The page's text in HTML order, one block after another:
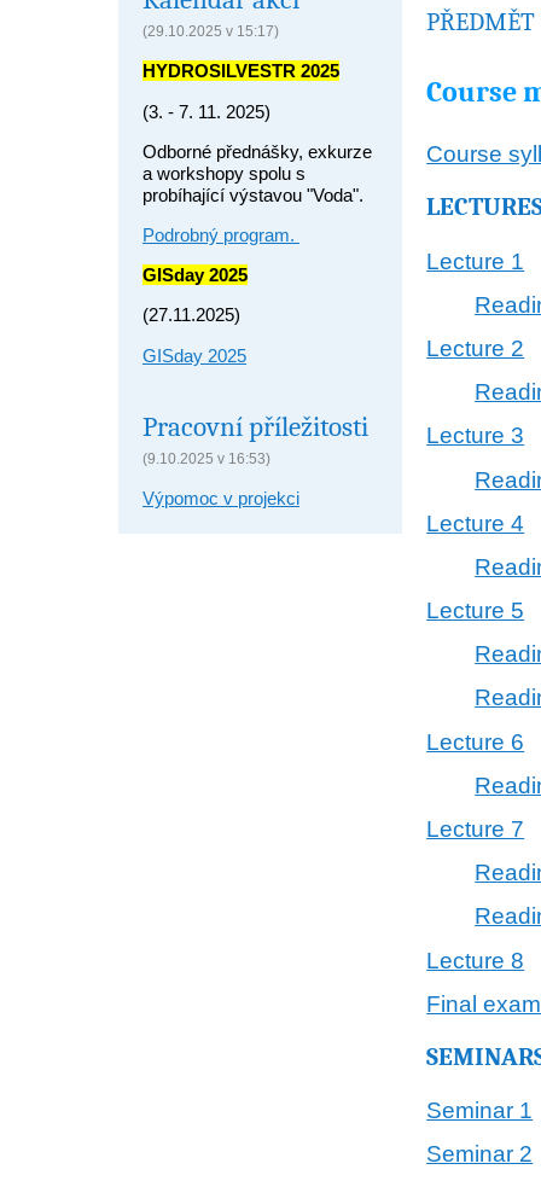
(29.10.2025 v 15:17)
HYDROSILVESTR 2025
(3. - 7. 11. 2025)
Odborné přednášky, exkurze
a workshopy spolu s
probíhající výstavou "Voda".
Podrobný program.
GISday 2025
(27.11.2025)
GISday 2025
Pracovní příležitosti
(9.10.2025 v 16:53)
Výpomoc v projekci
Course
Course
Lecture 1
Lecture 2
Lecture 3
Lecture 4
Lecture 5
Lecture 6
Lecture 7
Lecture 8
Final
Seminar 1
Seminar 2